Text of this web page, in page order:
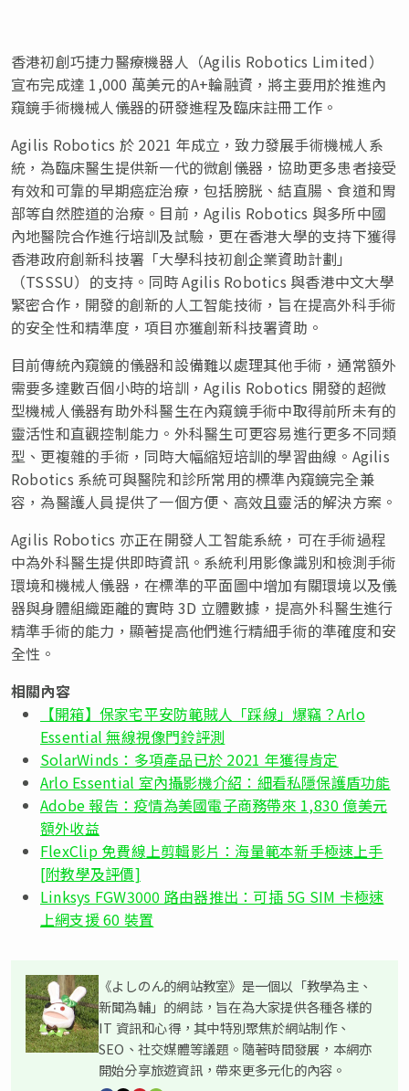
香港初創巧捷力醫療機器人（Agilis Robotics Limited）
宣布完成達 1,000 萬美元的A+輪融資，將主要用於推進內
窺鏡手術機械人儀器的研發進程及臨床註冊工作。
Agilis Robotics 於 2021 年成立，致力發展手術機械人系
統，為臨床醫生提供新一代的微創儀器，協助更多患者接受
有效和可靠的早期癌症治療，包括膀胱、結直腸、食道和胃
部等自然腔道的治療。目前，Agilis Robotics 與多所中國
內地醫院合作進行培訓及試驗，更在香港大學的支持下獲得
香港政府創新科技署「大學科技初創企業資助計劃」
（TSSSU）的支持。同時 Agilis Robotics 與香港中文大學
緊密合作，開發的創新的人工智能技術，旨在提高外科手術
的安全性和精準度，項目亦獲創新科技署資助。
目前傳統內窺鏡的儀器和設備難以處理其他手術，通常額外
需要多達數百個小時的培訓，Agilis Robotics 開發的超微
型機械人儀器有助外科醫生在內窺鏡手術中取得前所未有的
靈活性和直觀控制能力。外科醫生可更容易進行更多不同類
型、更複雜的手術，同時大幅縮短培訓的學習曲線。Agilis
Robotics 系統可與醫院和診所常用的標準內窺鏡完全兼
容，為醫護人員提供了一個方便、高效且靈活的解決方案。
Agilis Robotics 亦正在開發人工智能系統，可在手術過程
中為外科醫生提供即時資訊。系統利用影像識別和檢測手術
環境和機械人儀器，在標準的平面圖中增加有關環境以及儀
器與身體組織距離的實時 3D 立體數據，提高外科醫生進行
精準手術的能力，顯著提高他們進行精細手術的準確度和安
全性。
相關內容
【開箱】保家宅平安防範賊人「踩線」爆竊？Arlo
Essential 無線視像門鈴評測
SolarWinds：多項產品已於 2021 年獲得肯定
Arlo Essential 室內攝影機介紹：細看私隱保護盾功能
Adobe 報告：疫情為美國電子商務帶來 1,830 億美元
額外收益
FlexClip 免費線上剪輯影片：海量範本新手極速上手
[附教學及評價]
Linksys FGW3000 路由器推出：可插 5G SIM 卡極速
上網支援 60 裝置
《よしのん的網站教室》是一個以「教學為主、
新聞為輔」的網誌，旨在為大家提供各種各樣的
IT 資訊和心得，其中特別聚焦於網站制作、
SEO、社交媒體等議題。隨著時間發展，本網亦
開始分享旅遊資訊，帶來更多元化的內容。